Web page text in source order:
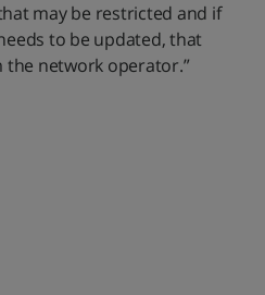
may be restricted and if
to be updated, that
network operator.”